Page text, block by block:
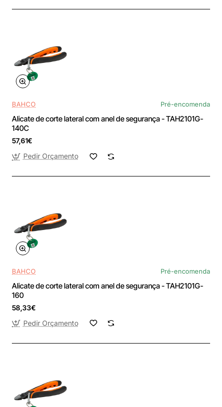
BAHCO Pré-encomenda
Alicate de corte lateral com anel de segurança - TAH2101G-
140C
57,61€
Pedir Orçamento
BAHCO Pré-encomenda
Alicate de corte lateral com anel de segurança - TAH2101G-
160
58,33€
Pedir Orçamento